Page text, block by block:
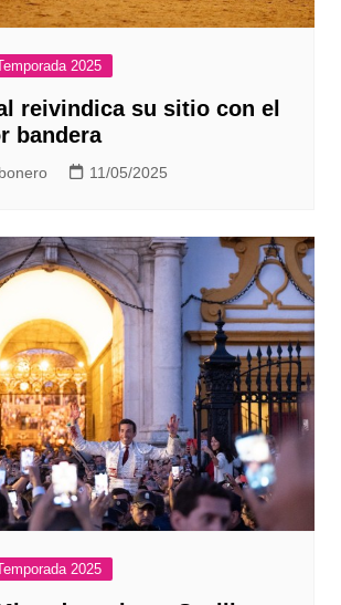
2025
reivindica su sitio con el
bandera
11/05/2025
2025